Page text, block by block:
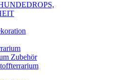
Zubehör